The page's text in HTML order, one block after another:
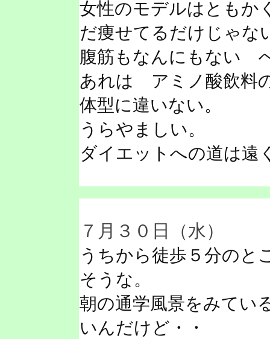
女性のモデルはとも
だ痩せてるだけじゃな
腹筋もなんにもない
あれは アミノ酸飲料
体型に違いない。
うらやましい。
ダイエットへの道は遠
７月３０日（水）
うちから徒歩５分のと
そうな。
朝の通学風景をみてい
いんだけど・・